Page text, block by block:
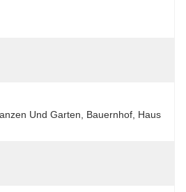
Und Garten, Bauernhof, Haus